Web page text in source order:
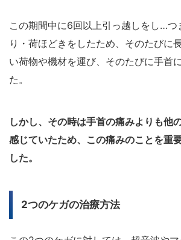
この期間中に6回以上引っ越しをし…つ
り・荷ほどきをしたため、そのたびに
い荷物や機材を運び、そのたびに手首
た。
しかし、その時は手首の痛みよりも他
感じていたため、この痛みのことを重
した。
2つのケガの治療方法